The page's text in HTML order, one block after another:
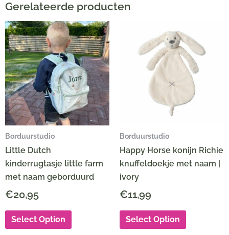
Gerelateerde producten
Borduurstudio
Little Dutch
kinderrugtasje little farm
met naam geborduurd
€20,95
Select Option
Borduurstudio
Happy Horse konijn Richie
knuffeldoekje met naam |
ivory
€11,99
Select Option